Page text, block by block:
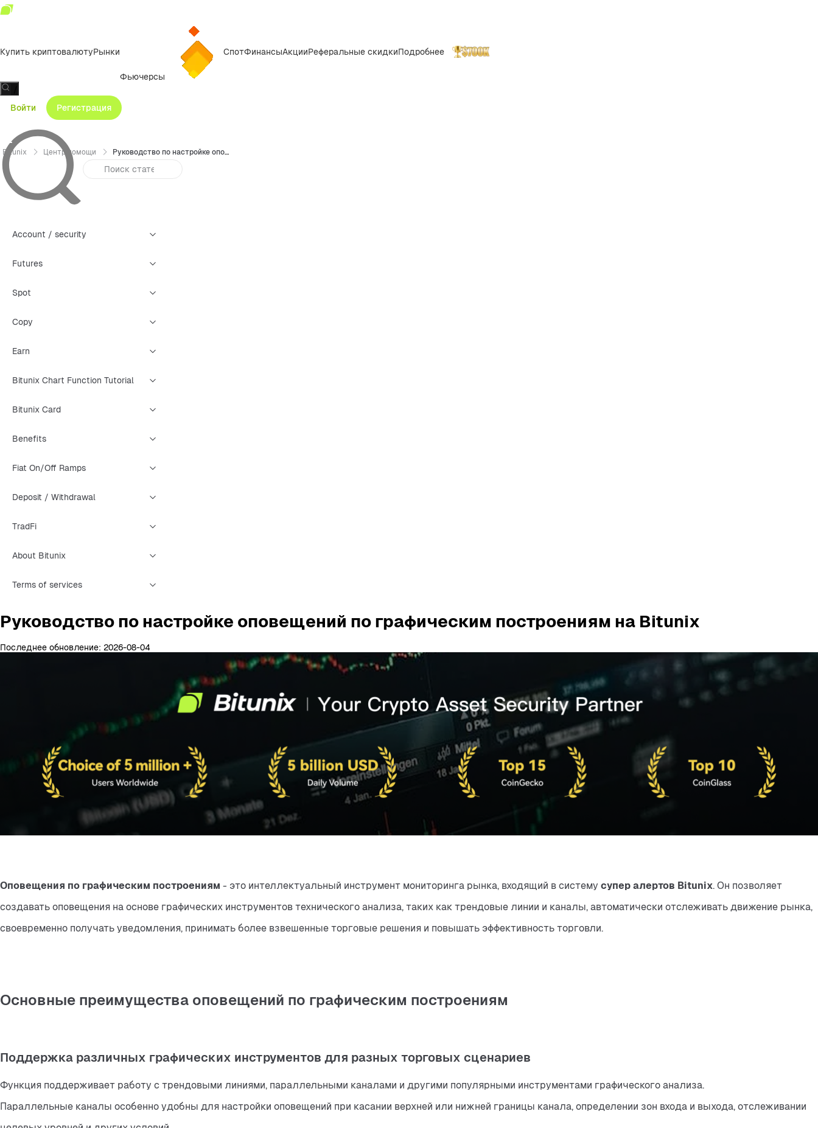
Купить криптовалютуРынки
Фьючерсы
СпотФинансыАкцииРеферальные скидкиПодробнее
Войти
Регистрация
Bitunix Центр помощи Руководство по настройке оповещений по графическим построениям на Bitunix
Account / security
Futures
Spot
Copy
Earn
Bitunix Chart Function Tutorial
Bitunix Card
Benefits
Fiat On/Off Ramps
Deposit / Withdrawal
TradFi
About Bitunix
Terms of services
Руководство по настройке оповещений по графическим построениям на Bitunix
Последнее обновление: 2026-08-04
Оповещения по графическим построениям - это интеллектуальный инструмент мониторинга рынка, входящий в систему супер алертов Bitunix. Он позволяет
создавать оповещения на основе графических инструментов технического анализа, таких как трендовые линии и каналы, автоматически отслеживать движение рынка,
своевременно получать уведомления, принимать более взвешенные торговые решения и повышать эффективность торговли.
Основные преимущества оповещений по графическим построениям
Поддержка различных графических инструментов для разных торговых сценариев
Функция поддерживает работу с трендовыми линиями, параллельными каналами и другими популярными инструментами графического анализа.
Параллельные каналы особенно удобны для настройки оповещений при касании верхней или нижней границы канала, определении зон входа и выхода, отслеживании